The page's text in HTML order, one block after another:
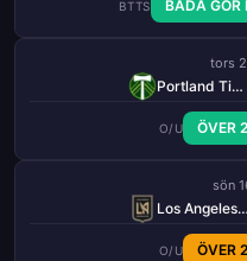
BTTS BÅDA GÖR
tors
Portland Timbers
O/U ÖVER
sön
Los Angeles FC
O/U ÖVER